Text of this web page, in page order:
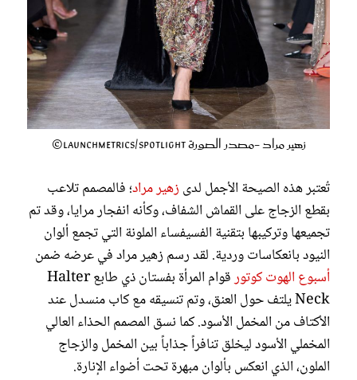
زهير مراد -مصدر الصورة Launchmetrics/Spotlight©
تُعتبر هذه الصيحة الأجمل لدى زهير مراد؛ فالمصمم تلاعب
بقطع الزجاج على القماش الشفاف، وكأنه انفجار مرايا، وقد تم
تجميعها وتركيبها بتقنية الفسيفساء الملونة التي تجمع ألوان
النيود بانعكاسات وردية. لقد رسم زهير مراد في عرضه ضمن
أسبوع الهوت كوتور
قوام المرأة بفستان ذي طابع Halter
Neck يلتف حول العنق، وتم تنسيقه مع كاب منسدل عند
الأكتاف من المخمل الأسود. كما نسق المصمم الحذاء العالي
المخملي الأسود ليخلق تنافراً جذاباً بين المخمل والزجاج
الملون، الذي انعكس بألوان مبهرة تحت أضواء الإنارة.